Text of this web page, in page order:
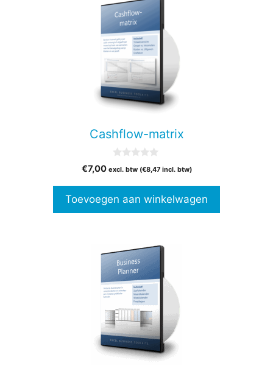
Cashflow-matrix
v
5
€7,00 excl. btw (€8,47incl. btw)
Toevoegen aan winkelwagen